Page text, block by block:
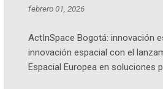
febrero 01, 2026
ActInSpace Bogotá: innovación
innovación espacial con el
Espacial Europea en soluciones